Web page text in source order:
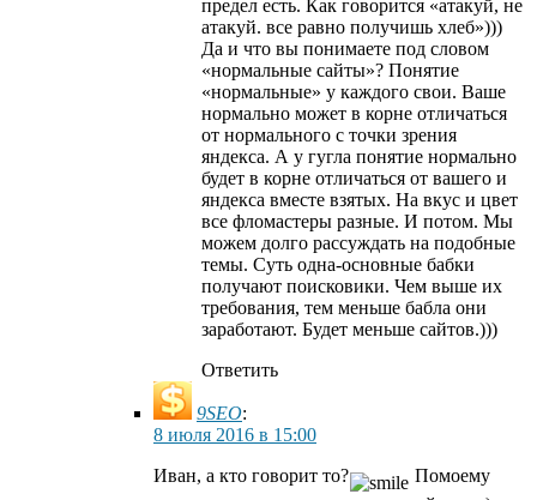
предел есть. Как говорится «атакуй, не
атакуй. все равно получишь хлеб»)))
Да и что вы понимаете под словом
«нормальные сайты»? Понятие
«нормальные» у каждого свои. Ваше
нормально может в корне отличаться
от нормального с точки зрения
яндекса. А у гугла понятие нормально
будет в корне отличаться от вашего и
яндекса вместе взятых. На вкус и цвет
все фломастеры разные. И потом. Мы
можем долго рассуждать на подобные
темы. Суть одна-основные бабки
получают поисковики. Чем выше их
требования, тем меньше бабла они
заработают. Будет меньше сайтов.)))
Ответить
9SEO:
8 июля 2016 в 15:00
Иван, а кто говорит то?
Помоему